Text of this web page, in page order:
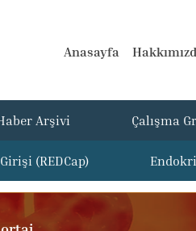
Anasayfa
Arşivi Çalışma
(REDCap)